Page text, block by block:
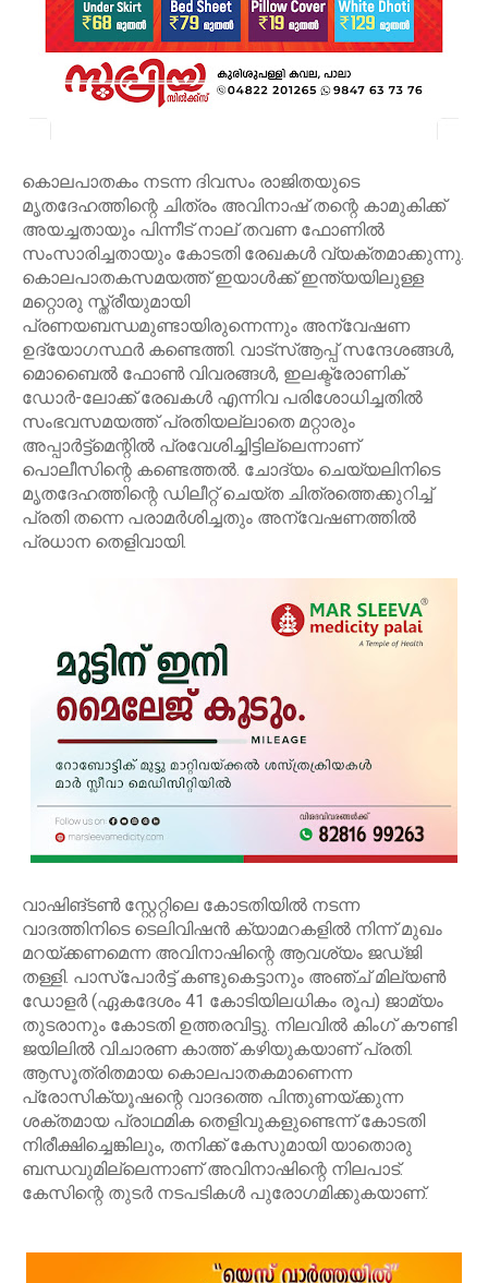
കൊലപാതകം നടന്ന ദിവസം രാജിതയുടെ
മൃതദേഹത്തിന്റെ ചിത്രം അവിനാഷ് തന്റെ കാമുകിക്ക്
അയച്ചതായും പിന്നീട് നാല് തവണ ഫോണിൽ
സംസാരിച്ചതായും കോടതി രേഖകൾ വ്യക്തമാക്കുന്നു.
കൊലപാതകസമയത്ത് ഇയാൾക്ക് ഇന്ത്യയിലുള്ള
മറ്റൊരു സ്ത്രീയുമായി
പ്രണയബന്ധമുണ്ടായിരുന്നെന്നും അന്വേഷണ
ഉദ്യോഗസ്ഥർ കണ്ടെത്തി. വാട്സ്ആപ്പ് സന്ദേശങ്ങൾ,
മൊബൈൽ ഫോൺ വിവരങ്ങൾ, ഇലക്ട്രോണിക്
ഡോർ-ലോക്ക് രേഖകൾ എന്നിവ പരിശോധിച്ചതിൽ
സംഭവസമയത്ത് പ്രതിയല്ലാതെ മറ്റാരും
അപ്പാർട്ട്‌മെന്റിൽ പ്രവേശിച്ചിട്ടില്ലെന്നാണ്
പൊലീസിന്റെ കണ്ടെത്തൽ. ചോദ്യം ചെയ്യലിനിടെ
മൃതദേഹത്തിന്റെ ഡിലീറ്റ് ചെയ്ത ചിത്രത്തെക്കുറിച്ച്
പ്രതി തന്നെ പരാമർശിച്ചതും അന്വേഷണത്തിൽ
പ്രധാന തെളിവായി.
വാഷിങ്ടൺ സ്റ്റേറ്റിലെ കോടതിയിൽ നടന്ന
വാദത്തിനിടെ ടെലിവിഷൻ ക്യാമറകളിൽ നിന്ന് മുഖം
മറയ്ക്കണമെന്ന അവിനാഷിന്റെ ആവശ്യം ജഡ്ജി
തള്ളി. പാസ്‌പോർട്ട് കണ്ടുകെട്ടാനും അഞ്ച് മില്യൺ
ഡോളർ (ഏകദേശം 41 കോടിയിലധികം രൂപ) ജാമ്യം
തുടരാനും കോടതി ഉത്തരവിട്ടു. നിലവിൽ കിംഗ് കൗണ്ടി
ജയിലിൽ വിചാരണ കാത്ത് കഴിയുകയാണ് പ്രതി.
ആസൂത്രിതമായ കൊലപാതകമാണെന്ന
പ്രോസിക്യൂഷന്റെ വാദത്തെ പിന്തുണയ്ക്കുന്ന
ശക്തമായ പ്രാഥമിക തെളിവുകളുണ്ടെന്ന് കോടതി
നിരീക്ഷിച്ചെങ്കിലും, തനിക്ക് കേസുമായി യാതൊരു
ബന്ധവുമില്ലെന്നാണ് അവിനാഷിന്റെ നിലപാട്.
കേസിന്റെ തുടർ നടപടികൾ പുരോഗമിക്കുകയാണ്.